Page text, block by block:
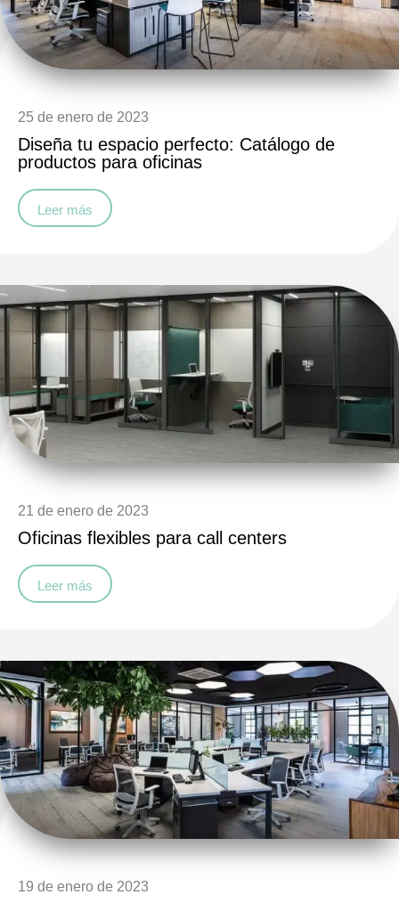
25 de enero de 2023
Diseña tu espacio perfecto: Catálogo de
productos para oficinas
Leer más
21 de enero de 2023
Oficinas flexibles para call centers
Leer más
19 de enero de 2023